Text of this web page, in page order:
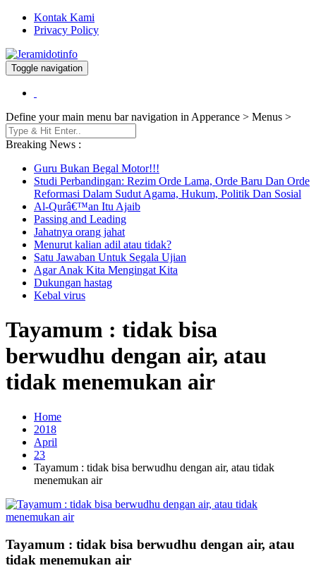
Kontak Kami
Privacy Policy
Jeramidotinfo
Berita dan Informasi Terkini
Toggle navigation
Define your main menu bar navigation in Apperance > Menus >
Breaking News :
Guru Bukan Begal Motor!!!
Studi Perbandingan: Rezim Orde Lama, Orde Baru Dan Orde
Reformasi Dalam Sudut Agama, Hukum, Politik Dan Sosial
Al-Qurâ€™an Itu Ajaib
Passing and Leading
Jahatnya orang jahat
Menurut kalian adil atau tidak?
Satu Jawaban Untuk Segala Ujian
Agar Anak Kita Mengingat Kita
Dukungan hastag
Kebal virus
Tayamum : tidak bisa
berwudhu dengan air, atau
tidak menemukan air
Home
2018
April
23
Tayamum : tidak bisa berwudhu dengan air, atau tidak
menemukan air
Tayamum : tidak bisa berwudhu dengan air, atau
tidak menemukan air